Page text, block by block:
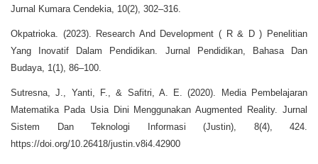
Jurnal Kumara Cendekia, 10(2), 302–316.
Okpatrioka. (2023). Research And Development ( R & D ) Penelitian
Yang Inovatif Dalam Pendidikan. Jurnal Pendidikan, Bahasa Dan
Budaya, 1(1), 86–100.
Sutresna, J., Yanti, F., & Safitri, A. E. (2020). Media Pembelajaran
Matematika Pada Usia Dini Menggunakan Augmented Reality. Jurnal
Sistem Dan Teknologi Informasi (Justin), 8(4), 424.
https://doi.org/10.26418/justin.v8i4.42900